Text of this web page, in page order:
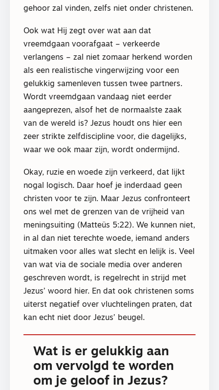
gehoor zal vinden, zelfs niet onder christenen.
Ook wat Hij zegt over wat aan dat
vreemdgaan voorafgaat – verkeerde
verlangens – zal niet zomaar herkend worden
als een realistische vingerwijzing voor een
gelukkig samenleven tussen twee partners.
Wordt vreemdgaan vandaag niet eerder
aangeprezen, alsof het de normaalste zaak
van de wereld is? Jezus houdt ons hier een
zeer strikte zelfdiscipline voor, die dagelijks,
waar we ook maar zijn, wordt ondermijnd.
Okay, ruzie en woede zijn verkeerd, dat lijkt
nogal logisch. Daar hoef je inderdaad geen
christen voor te zijn. Maar Jezus confronteert
ons wel met de grenzen van de vrijheid van
meningsuiting (Matteüs 5:22). We kunnen niet,
in al dan niet terechte woede, iemand anders
uitmaken voor alles wat slecht en lelijk is. Veel
van wat via de sociale media over anderen
geschreven wordt, is regelrecht in strijd met
Jezus’ woord hier. En dat ook christenen soms
uiterst negatief over vluchtelingen praten, dat
kan echt niet door Jezus’ beugel.
Wat is er gelukkig aan
om vervolgd te worden
om je geloof in Jezus?